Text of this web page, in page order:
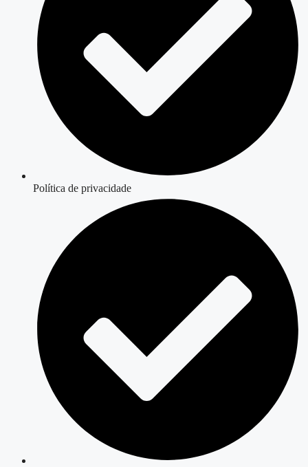
Política de privacidade